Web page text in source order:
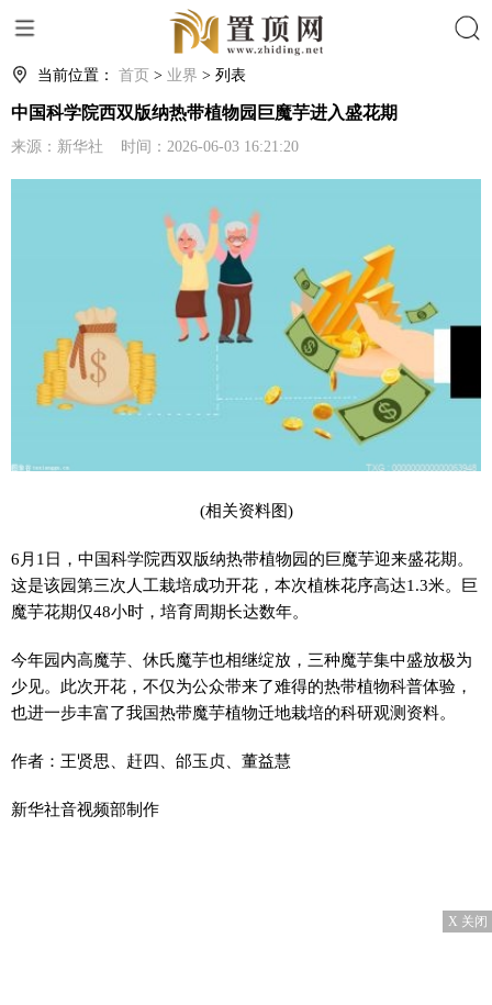
当前位置： 首页 > 业界 > 列表
中国科学院西双版纳热带植物园巨魔芋进入盛花期
来源：新华社 时间：2026-06-03 16:21:20
(相关资料图)
6月1日，中国科学院西双版纳热带植物园的巨魔芋迎来盛花期。
这是该园第三次人工栽培成功开花，本次植株花序高达1.3米。巨
魔芋花期仅48小时，培育周期长达数年。
今年园内高魔芋、休氏魔芋也相继绽放，三种魔芋集中盛放极为
少见。此次开花，不仅为公众带来了难得的热带植物科普体验，
也进一步丰富了我国热带魔芋植物迁地栽培的科研观测资料。
作者：王贤思、赶四、邰玉贞、董益慧
新华社音视频部制作
X 关闭